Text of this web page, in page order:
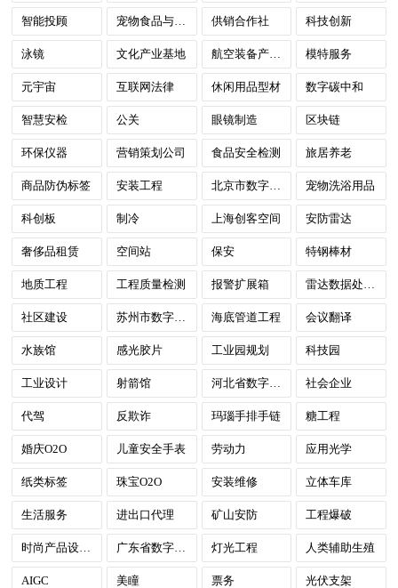
智能投顾 宠物食品与用品 供销合作社 科技创新
泳镜 文化产业基地 航空装备产业计量测试 模特服务
元宇宙 互联网法律 休闲用品型材 数字碳中和
智慧安检 公关 眼镜制造 区块链
环保仪器 营销策划公司 食品安全检测 旅居养老
商品防伪标签 安装工程 北京市数字政府 宠物洗浴用品
科创板 制冷 上海创客空间 安防雷达
奢侈品租赁 空间站 保安 特钢棒材
地质工程 工程质量检测 报警扩展箱
社区建设 苏州市数字政府 海底管道工程 会议翻译
水族馆 感光胶片 工业园规划 科技园
工业设计 射箭馆 河北省数字政府 社会企业
代驾 反欺诈 玛瑙手排手链 糖工程
婚庆O2O 儿童安全手表 劳动力 应用光学
纸类标签 珠宝O2O 安装维修 立体车库
生活服务 进出口代理 矿山安防 工程爆破
广东省数字政府 灯光工程 人类辅助生殖
AIGC 美瞳 票务 光伏支架